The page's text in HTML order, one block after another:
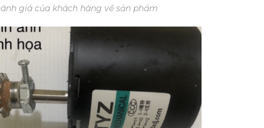
giá của khách hàng về sản phẩm